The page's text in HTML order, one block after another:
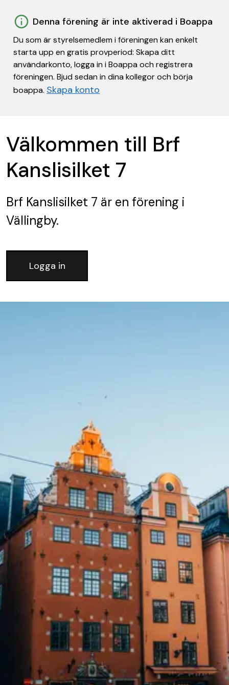
Denna förening är inte aktiverad i Boappa
Du som är styrelsemedlem i föreningen kan enkelt
starta upp en gratis provperiod: Skapa ditt
användarkonto, logga in i Boappa och registrera
föreningen. Bjud sedan in dina kollegor och börja
boappa. Skapa konto
Välkommen till Brf
Kanslisilket 7
Brf Kanslisilket 7 är en förening i
Vällingby.
Logga in